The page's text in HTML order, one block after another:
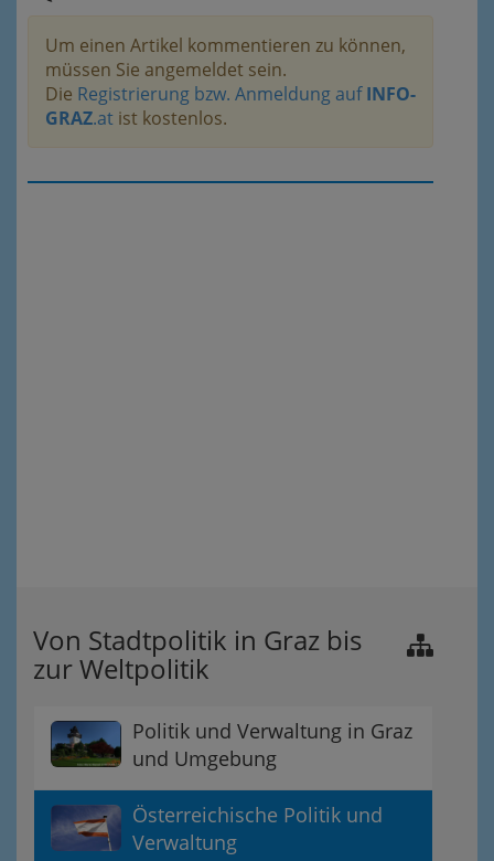
Um einen Artikel kommentieren zu können,
müssen Sie angemeldet sein.
Die Registrierung bzw. Anmeldung aufINFO-
GRAZ.at ist kostenlos.
Von Stadtpolitik in Graz bis
zur Weltpolitik
Politik und Verwaltung in Graz
und Umgebung
Österreichische Politik und
Verwaltung